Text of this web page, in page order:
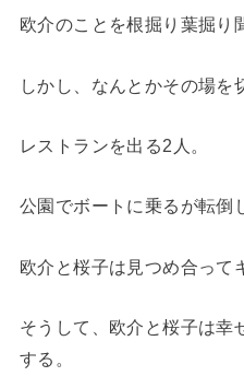
欧介のことを根掘り葉掘り
しかし、なんとかその場を
レストランを出る2人。
公園でボートに乗るが転倒
欧介と桜子は見つめ合って
そうして、欧介と桜子は幸
する。